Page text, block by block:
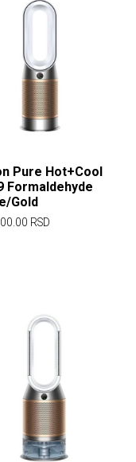
Pure Hot+Cool
Formaldehyde
Gold
RSD